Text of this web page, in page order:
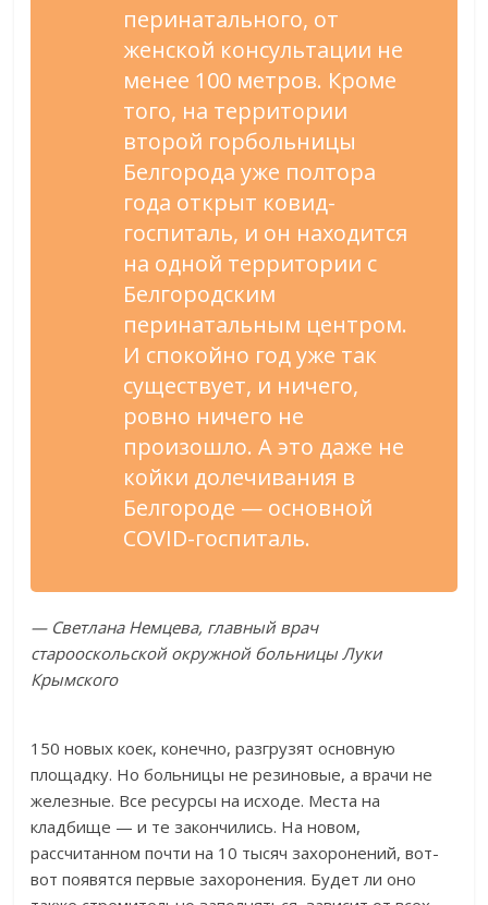
перинатального, от
женской консультации не
менее 100 метров. Кроме
того, на территории
второй горбольницы
Белгорода уже полтора
года открыт ковид-
госпиталь, и он находится
на одной территории с
Белгородским
перинатальным центром.
И спокойно год уже так
существует, и ничего,
ровно ничего не
произошло. А это даже не
койки долечивания в
Белгороде — основной
COVID-госпиталь.
— Светлана Немцева, главный врач
старооскольской окружной больницы Луки
Крымского
150 новых коек, конечно, разгрузят основную
площадку. Но больницы не резиновые, а врачи не
железные. Все ресурсы на исходе. Места на
кладбище — и те закончились. На новом,
рассчитанном почти на 10 тысяч захоронений, вот-
вот появятся первые захоронения. Будет ли оно